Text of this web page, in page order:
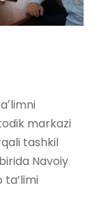
markazi
tashkil
Navoiy